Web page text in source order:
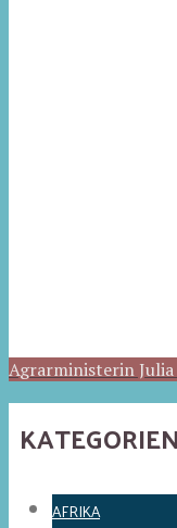
Agrarministerin
KATEGORIEN
AFRIKA